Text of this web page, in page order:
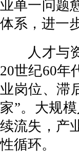
业单一问题
体系，进一
人才与资
20世纪60年
业岗位、滞
家”。大规
续流失，产
性循环。